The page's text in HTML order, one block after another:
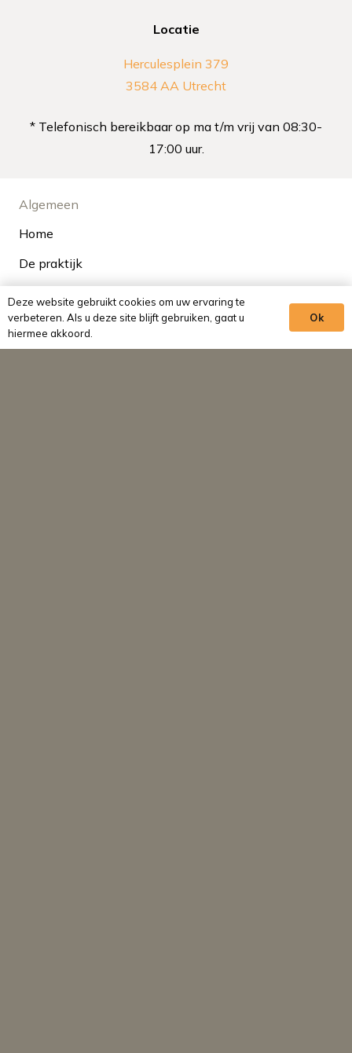
Locatie
Herculesplein 379
3584 AA Utrecht
* Telefonisch bereikbaar op ma t/m vrij van 08:30-
17:00 uur.
Algemeen
Home
De praktijk
Vacatures
Contact
Deze website gebruikt cookies om uw ervaring te
verbeteren. Als u deze site blijft gebruiken, gaat u
hiermee akkoord.
Ok